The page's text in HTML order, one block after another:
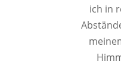
ich in